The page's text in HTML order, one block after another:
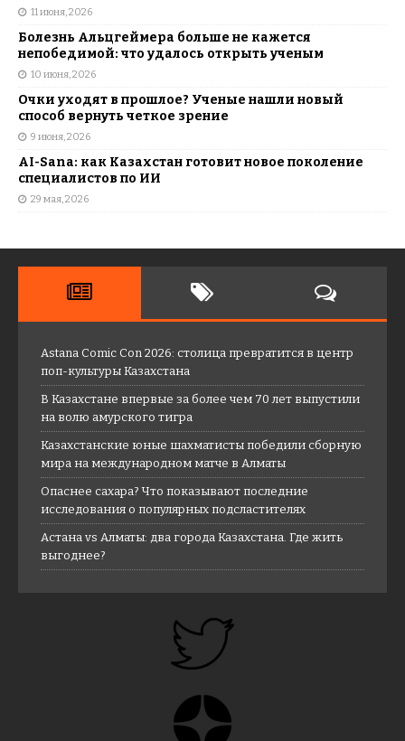
11 июня, 2026
Болезнь Альцгеймера больше не кажется
непобедимой: что удалось открыть ученым
10 июня, 2026
Очки уходят в прошлое? Ученые нашли новый
способ вернуть четкое зрение
9 июня, 2026
AI-Sana: как Казахстан готовит новое поколение
специалистов по ИИ
29 мая, 2026
Astana Comic Con 2026: столица превратится в центр
поп-культуры Казахстана
В Казахстане впервые за более чем 70 лет выпустили
на волю амурского тигра
Казахстанские юные шахматисты победили сборную
мира на международном матче в Алматы
Опаснее сахара? Что показывают последние
исследования о популярных подсластителях
Астана vs Алматы: два города Казахстана. Где жить
выгоднее?